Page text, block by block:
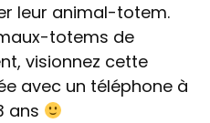
leur animal-totem.
totems de
visionnez cette
avec un téléphone à
ans